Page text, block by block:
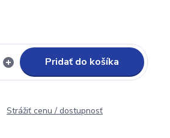
Pridať do košíka
Strážiť cenu / dostupnosť